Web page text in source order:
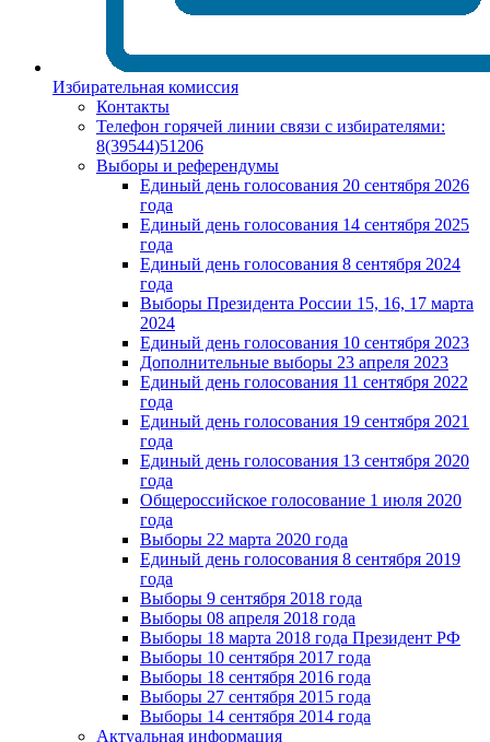
Избирательная комиссия
Контакты
Телефон горячей линии связи с избирателями:
8(39544)51206
Выборы и референдумы
Единый день голосования 20 сентября 2026
года
Единый день голосования 14 сентября 2025
года
Единый день голосования 8 сентября 2024
года
Выборы Президента России 15, 16, 17 марта
2024
Единый день голосования 10 сентября 2023
Дополнительные выборы 23 апреля 2023
Единый день голосования 11 сентября 2022
года
Единый день голосования 19 сентября 2021
года
Единый день голосования 13 сентября 2020
года
Общероссийское голосование 1 июля 2020
года
Выборы 22 марта 2020 года
Единый день голосования 8 сентября 2019
года
Выборы 9 сентября 2018 года
Выборы 08 апреля 2018 года
Выборы 18 марта 2018 года Президент РФ
Выборы 10 сентября 2017 года
Выборы 18 сентября 2016 года
Выборы 27 сентября 2015 года
Выборы 14 сентября 2014 года
Актуальная информация